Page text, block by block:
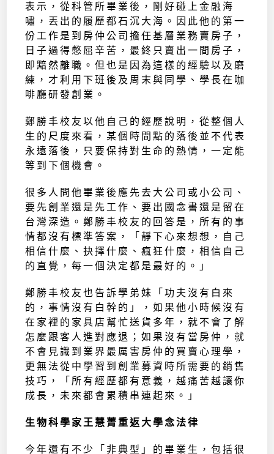
表示，從科管所畢業後，剛好碰上金融海
嘯，丟出的履歷都石沉大海。因此他的第一
份工作是到房仲公司擔任基層業務賣房子，
日子過得憋屈辛苦，最終只賣出一間房子，
即黯然離職。但也是因為這樣的經驗以及磨
練，才利用下班後及周末與同學、學長在咖
啡廳研發創業。
鄭勝丰校友以他自己的經歷說明，從整個人
生的尺度來看，某個時間點的落後並不代表
永遠落後，只要保持對生命的熱情，一定能
等到下個機會。
很多人問他畢業後應先去大公司或小公司、
要先創業還是先工作、要出國念書還是留在
台灣深造。鄭勝丰校友的回答是，所有的事
情都沒有標準答案，「靜下心來想想，自己
相信什麼、抉擇什麼、瘋狂什麼，相信自己
的直覺，每一個決定都是最好的。」
鄭勝丰校友也告訴學弟妹「功夫沒有白來
的，事情沒有白幹的」，如果他小時候沒有
在家裡的家具店幫忙送貨多年，就不會了解
怎麼跟客人進對應退；如果沒有當房仲，就
不會見識到業界最厲害房仲的買賣心理學，
更無法從中學習到創業募資時所需要的銷售
技巧，「所有經歷都有意義，越痛苦越讓你
成長，未來都會累積串連起來。」
生物科學家王慧菁重返大學念法律
今年還有不少「非典型」的畢業生，包括很